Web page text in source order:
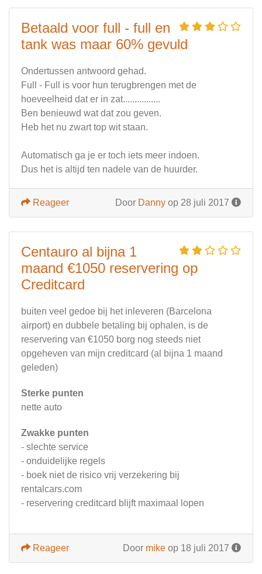
Betaald voor full - full en
tank was maar 60% gevuld
Ondertussen antwoord gehad.
Full - Full is voor hun terugbrengen met de
hoeveelheid dat er in zat................
Ben benieuwd wat dat zou geven.
Heb het nu zwart top wit staan.
Automatisch ga je er toch iets meer indoen.
Dus het is altijd ten nadele van de huurder.
Door Danny op 28 juli 2017
Reageer
Centauro al bijna 1
maand €1050 reservering op
Creditcard
buiten veel gedoe bij het inleveren (Barcelona
airport) en dubbele betaling bij ophalen, is de
reservering van €1050 borg nog steeds niet
opgeheven van mijn creditcard (al bijna 1 maand
geleden)
Sterke punten
nette auto
Zwakke punten
- slechte service
- onduidelijke regels
- boek niet de risico vrij verzekering bij
rentalcars.com
- reservering creditcard blijft maximaal lopen
Door mike op 18 juli 2017
Reageer